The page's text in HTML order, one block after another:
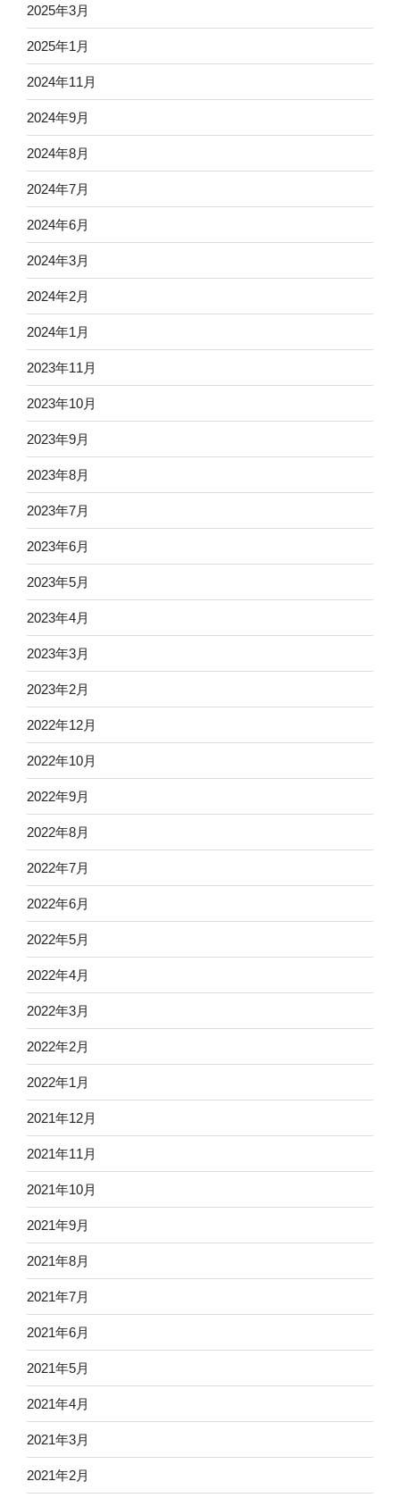
2025年3月
2025年1月
2024年11月
2024年9月
2024年8月
2024年7月
2024年6月
2024年3月
2024年2月
2024年1月
2023年11月
2023年10月
2023年9月
2023年8月
2023年7月
2023年6月
2023年5月
2023年4月
2023年3月
2023年2月
2022年12月
2022年10月
2022年9月
2022年8月
2022年7月
2022年6月
2022年5月
2022年4月
2022年3月
2022年2月
2022年1月
2021年12月
2021年11月
2021年10月
2021年9月
2021年8月
2021年7月
2021年6月
2021年5月
2021年4月
2021年3月
2021年2月